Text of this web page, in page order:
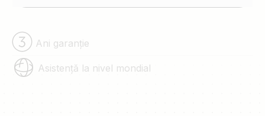
Ani garanție
Asistență la nivel mondial